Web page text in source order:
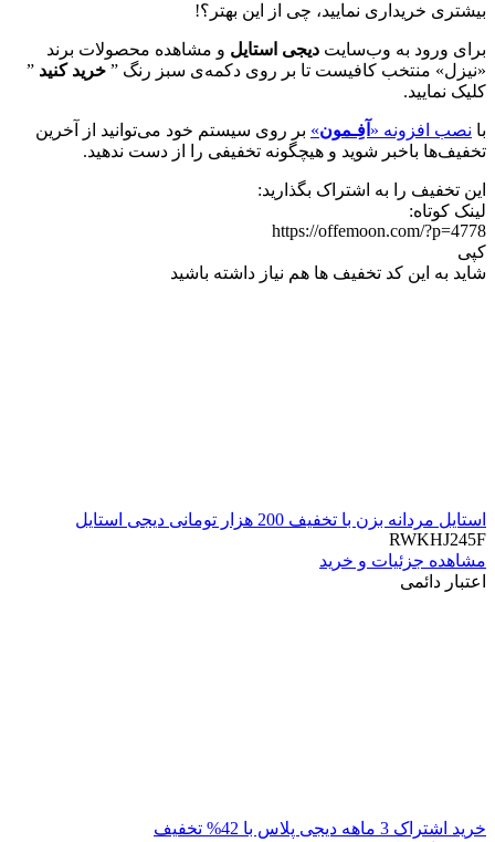
بیشتری خریداری نمایید، چی از این بهتر؟!
برای ورود به وب‌سایت دیجی استایل و مشاهده محصولات برند
«نیزل» منتخب کافیست تا بر روی دکمه‌ی سبز رنگ ” خرید کنید ”
کلیک نمایید.
با نصب افزونه « آفِـمون» بر روی سیستم خود می‌توانید از آخرین
تخفیف‌ها باخبر شوید و هیچگونه تخفیفی را از دست ندهید.
این تخفیف را به اشتراک بگذارید:
لینک کوتاه:
https://offemoon.com/?p=4778
کپی
شاید به این کد تخفیف ها هم نیاز داشته باشید
استایل مردانه بزن با تخفیف 200 هزار تومانی دیجی استایل
RWKHJ245F
مشاهده جزئیات و خرید
اعتبار دائمی
خرید اشتراک 3 ماهه دیجی پلاس با 42% تخفیف